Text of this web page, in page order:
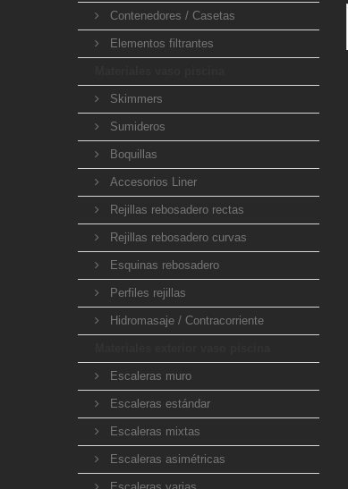
Contenedores / Casetas
Elementos filtrantes
Skimmers
Sumideros
Boquillas
Accesorios Liner
Rejillas rebosadero rectas
Rejillas rebosadero curvas
Esquinas rebosadero
Perfiles rejillas
Hidromasaje / Contracorriente
Escaleras muro
Escaleras estándar
Escaleras mixtas
Escaleras asimétricas